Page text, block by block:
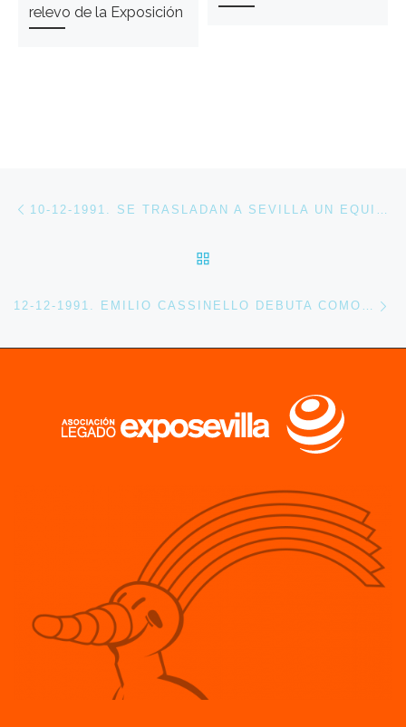
relevo de la Exposición
Navegación de entradas
12-12-1991. EMILIO CASSINELLO DEBUTA COMO COMISARIO GENERAL DE LA EXPO 92